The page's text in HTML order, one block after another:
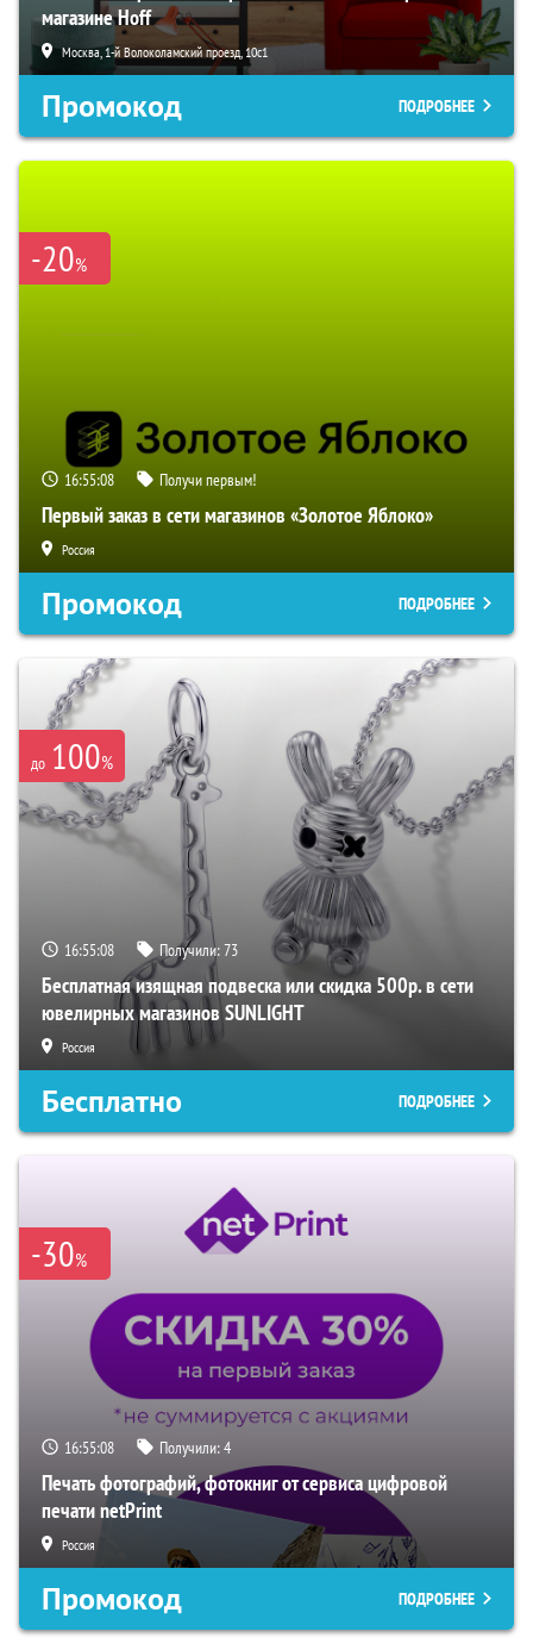
магазине Hoff
Москва, 1-й Волоколамский проезд, 10с1
Промокод ПОДРОБНЕЕ
-20%
16:55:07 Получи первым!
Первый заказ в сети магазинов «Золотое Яблоко»
Россия
Промокод ПОДРОБНЕЕ
до 100%
16:55:07 Получили:73
Бесплатная изящная подвеска или скидка 500р. в сети
ювелирных магазинов SUNLIGHT
Россия
Бесплатно ПОДРОБНЕЕ
-30%
16:55:07 Получили:4
Печать фотографий, фотокниг от сервиса цифровой
печати netPrint
Россия
Промокод ПОДРОБНЕЕ